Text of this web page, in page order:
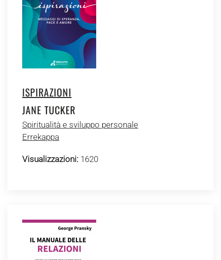
ISPIRAZIONI
JANE TUCKER
Spiritualità e sviluppo personale
Errekappa
Visualizzazioni: 1620